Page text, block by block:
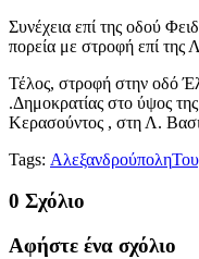
Συνέχεια επί της οδού
πορεία με στροφή επί
Τέλος, στροφή στην οδό
.Δημοκρατίας στο ύψος
Κερασούντος , στη Λ.
Tags: Αλεξανδρούπολη
0 Σχόλιο
Αφήστε ένα σχόλιο